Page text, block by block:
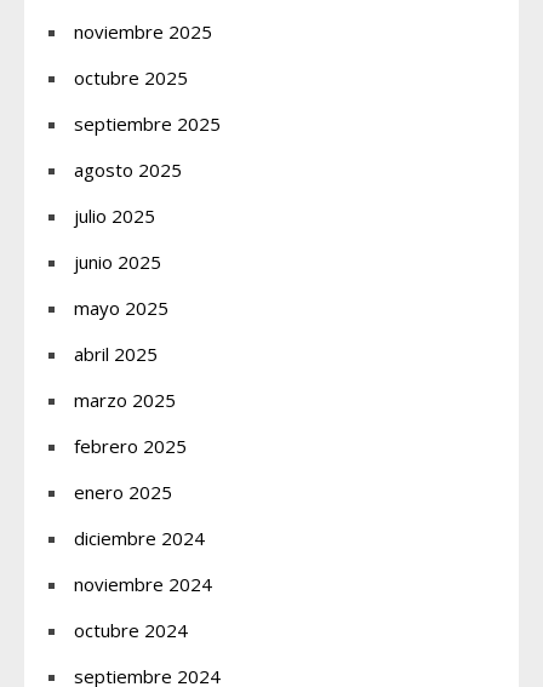
noviembre 2025
octubre 2025
septiembre 2025
agosto 2025
julio 2025
junio 2025
mayo 2025
abril 2025
marzo 2025
febrero 2025
enero 2025
diciembre 2024
noviembre 2024
octubre 2024
septiembre 2024